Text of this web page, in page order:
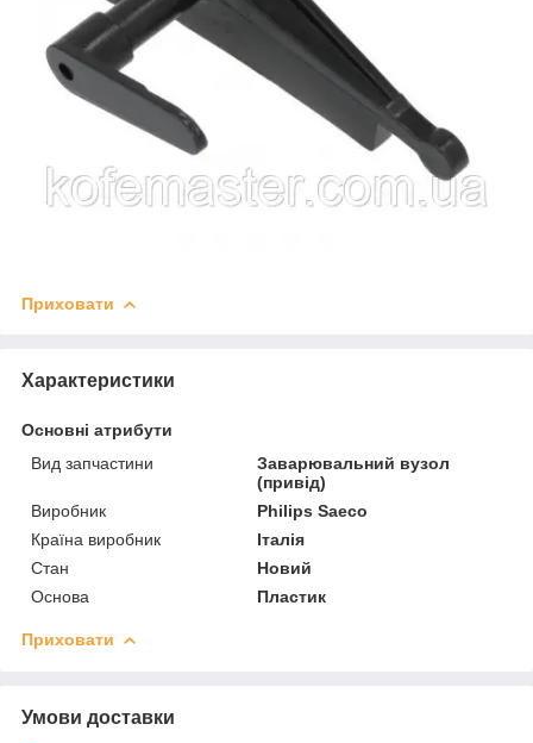
Приховати
Характеристики
Основні атрибути
Вид запчастини
Заварювальний вузол
(привід)
Виробник
Philips Saeco
Країна виробник
Італія
Стан
Новий
Основа
Пластик
Приховати
Умови доставки